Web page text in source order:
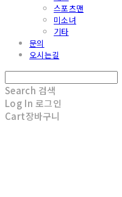
스포츠맨
미소녀
기타
문의
오시는길
Search 검색
Log In 로그인
Cart장바구니